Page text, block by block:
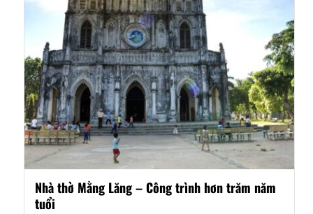
Nhà thờ Mằng Lăng – Công trình hơn trăm năm
tuổi